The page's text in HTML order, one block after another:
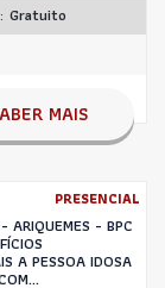
Gratuito
MAIS
PRESENCIAL
- BPC
A PESSOA IDOSA